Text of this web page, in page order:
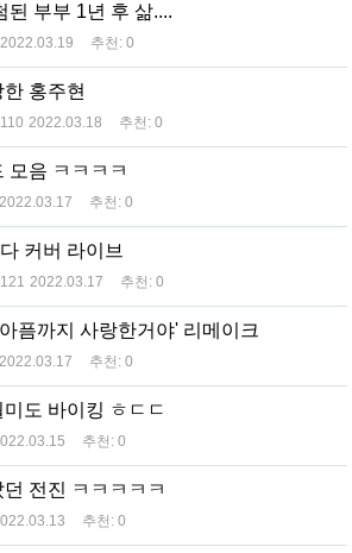
된 부부 1년 후 삶....
2022.03.19 추천: 0
홍주현
110 2022.03.18 추천: 0
모음 ㅋㅋㅋㅋ
2022.03.17 추천: 0
커버 라이브
121 2022.03.17 추천: 0
픔까지 사랑한거야' 리메이크
2022.03.17 추천: 0
도 바이킹 ㅎㄷㄷ
추천: 0
전진 ㅋㅋㅋㅋㅋ
추천: 0